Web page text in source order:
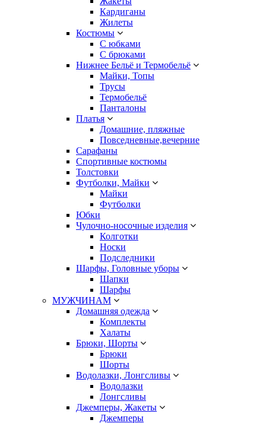
Кардиганы
Жилеты
Костюмы
С юбками
С брюками
Нижнее Бельё и Термобельё
Майки, Топы
Трусы
Термобельё
Панталоны
Платья
Домашние, пляжные
Повседневные,вечерние
Сарафаны
Спортивные костюмы
Толстовки
Футболки, Майки
Майки
Футболки
Юбки
Чулочно-носочные изделия
Колготки
Носки
Подследники
Шарфы, Головные уборы
Шапки
Шарфы
МУЖЧИНАМ
Домашняя одежда
Комплекты
Халаты
Брюки, Шорты
Брюки
Шорты
Водолазки, Лонгсливы
Водолазки
Лонгсливы
Джемперы, Жакеты
Джемперы